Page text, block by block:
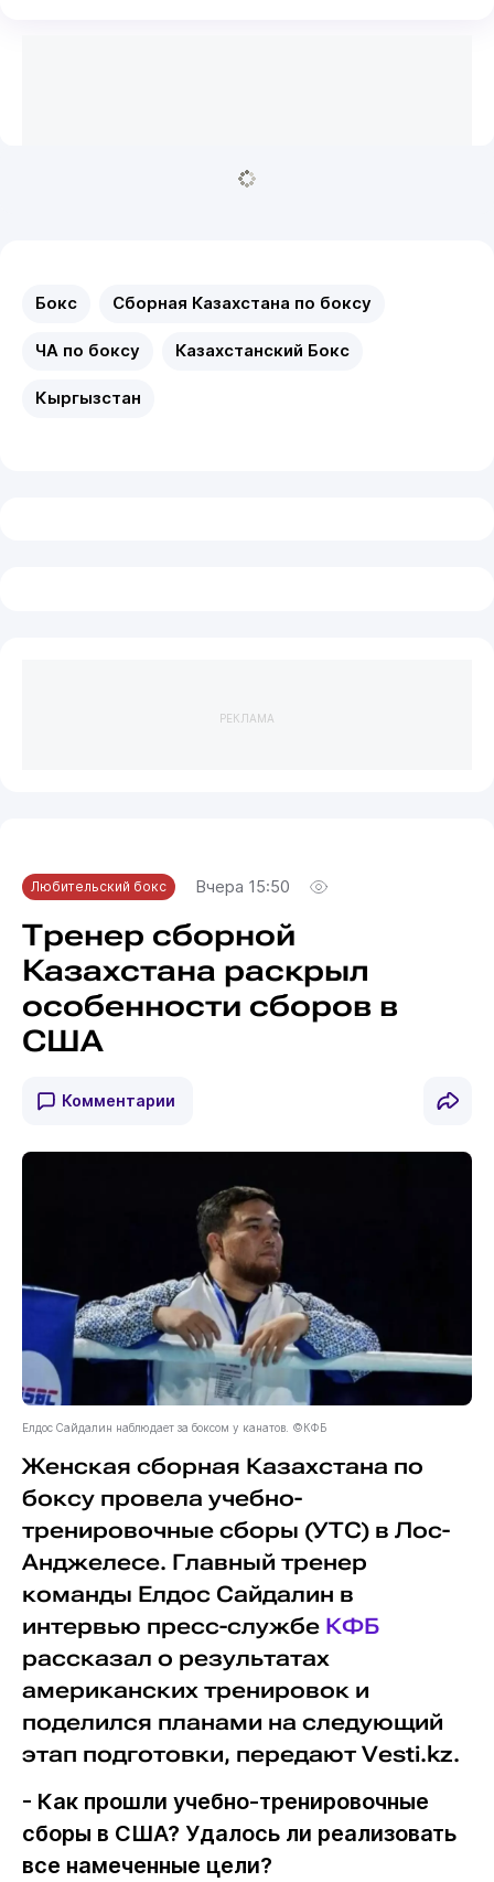
Бокс Сборная Казахстана по боксу
ЧА по боксу Казахстанский Бокс
Кыргызстан
РЕКЛАМА
Любительский бокс Вчера 15:50
Тренер сборной
Казахстана раскрыл
особенности сборов в
США
Комментарии
Елдос Сайдалин наблюдает за боксом у канатов. ©КФБ
Женская сборная Казахстана по
боксу провела учебно-
тренировочные сборы (УТС) в Лос-
Анджелесе. Главный тренер
команды Елдос Сайдалин в
интервью пресс-службе КФБ
рассказал о результатах
американских тренировок и
поделился планами на следующий
этап подготовки, передают Vesti.kz.
- Как прошли учебно-тренировочные
сборы в США? Удалось ли реализовать
все намеченные цели?